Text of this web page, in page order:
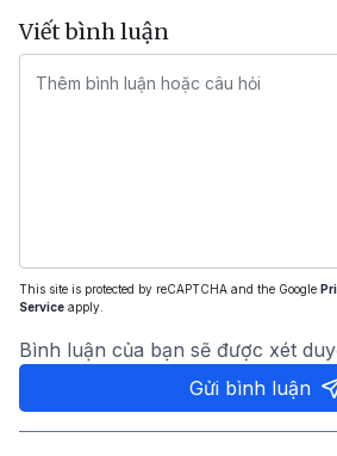
Viết bình luận
This site is protected by reCAPTCHA and the Google
Service apply.
Bình luận của bạn sẽ được xét
Gửi bình luận